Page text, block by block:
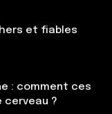
et fiables
: comment ces
cerveau ?